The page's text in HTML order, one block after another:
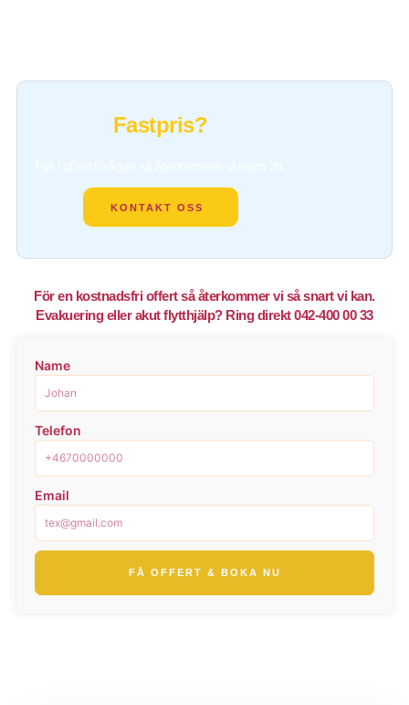
Fastpris?
KONTAKT OSS
För en kostnadsfri offert så återkommer vi så snart vi kan.
Evakuering eller akut flytthjälp? Ring direkt 042-400 00 33
Name
Telefon
Email
FÅ OFFERT & BOKA NU